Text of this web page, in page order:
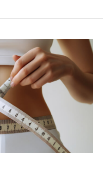
子供の栄養「現代の子どもたち
必要なビタミンB群：その重要
と効果的な摂取方法」
2024.08.26